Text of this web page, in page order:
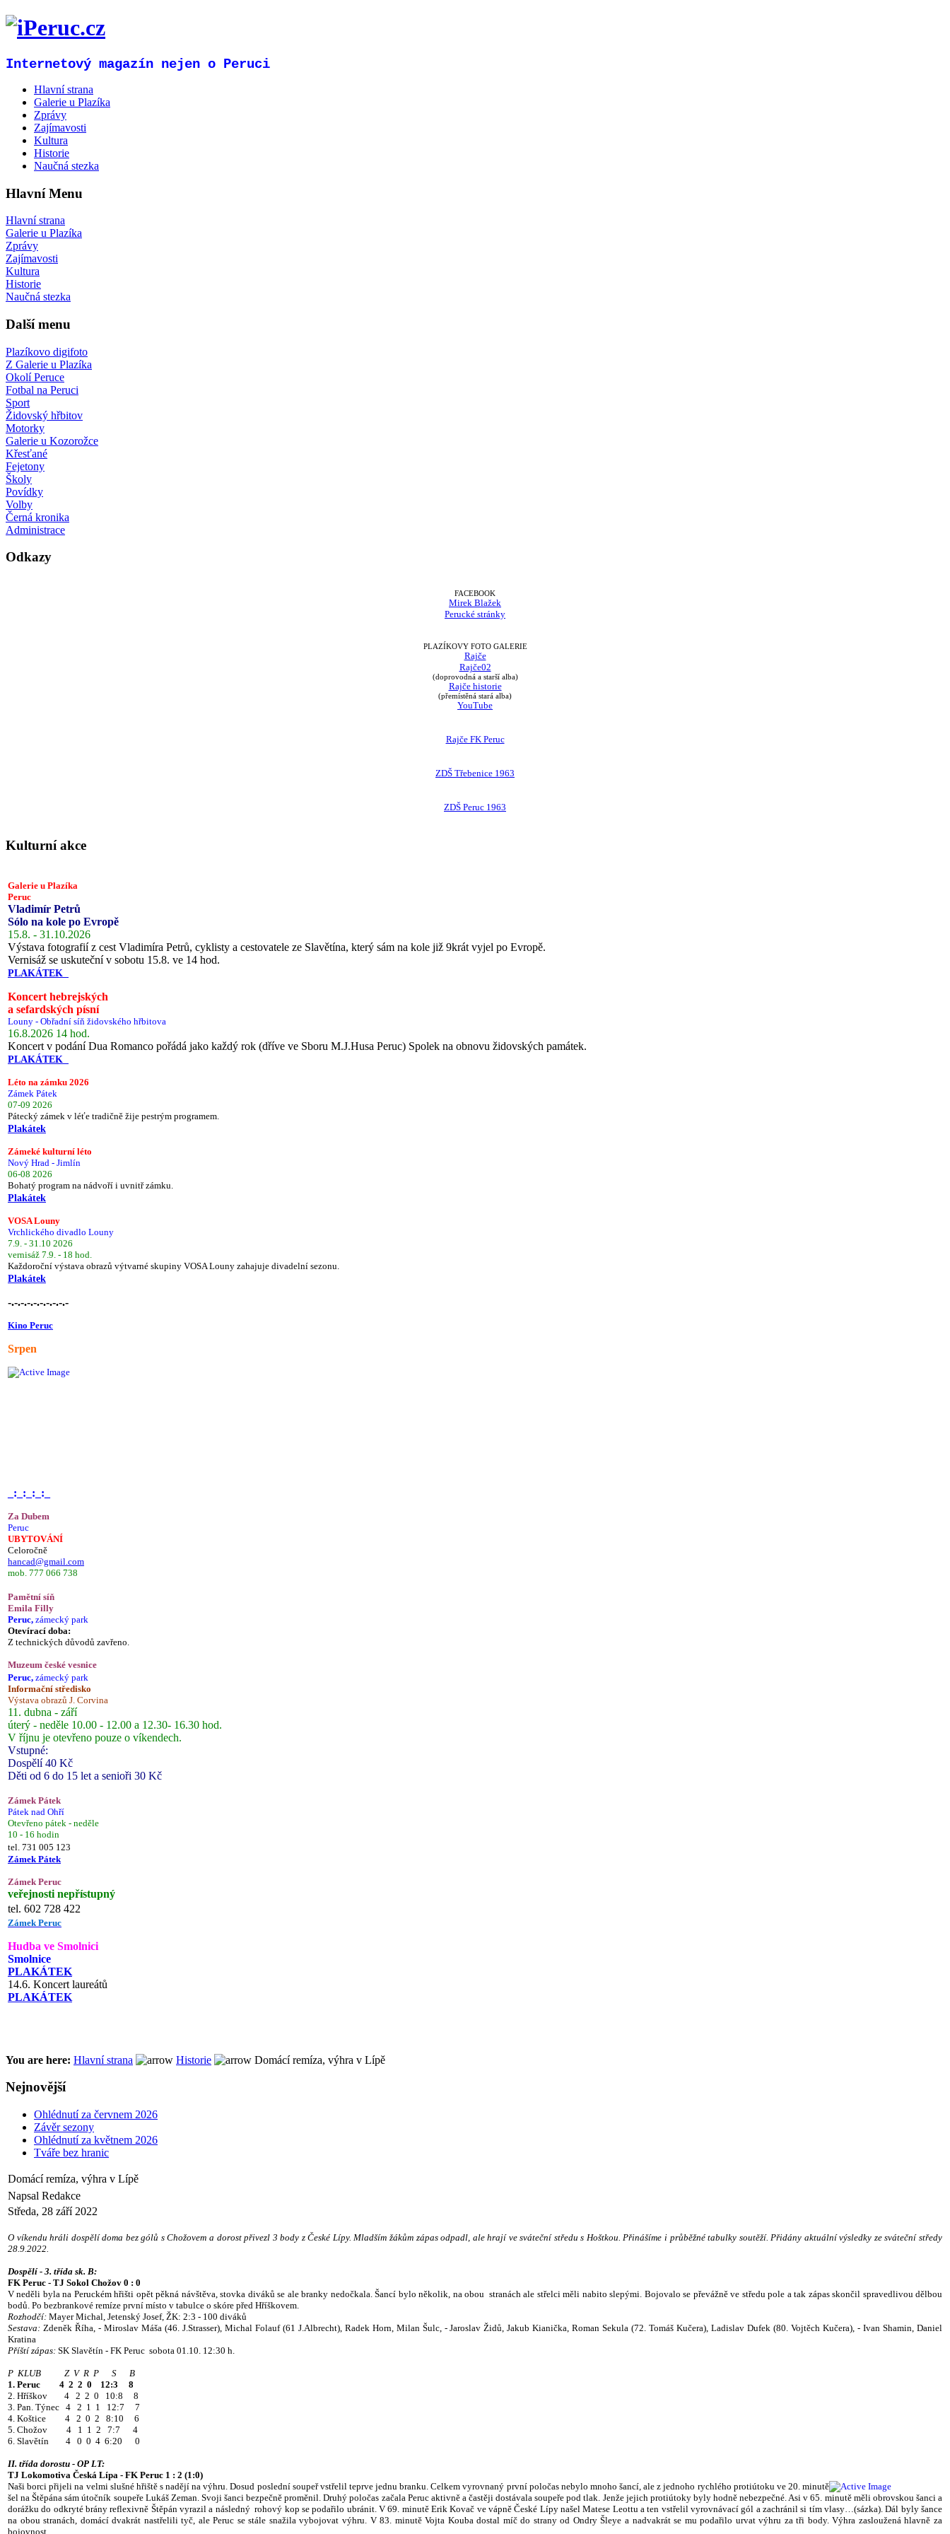
Internetový magazín nejen o Peruci
Hlavní strana
Galerie u Plazíka
Zprávy
Zajímavosti
Kultura
Historie
Naučná stezka
Hlavní Menu
Hlavní strana
Galerie u Plazíka
Zprávy
Zajímavosti
Kultura
Historie
Naučná stezka
Další menu
Plazíkovo digifoto
Z Galerie u Plazíka
Okolí Peruce
Fotbal na Peruci
Sport
Židovský hřbitov
Motorky
Galerie u Kozorožce
Křesťané
Fejetony
Školy
Povídky
Volby
Černá kronika
Administrace
Odkazy
FACEBOOK
Mirek Blažek
Perucké stránky
PLAZÍKOVY FOTO GALERIE
Rajče
Rajče02
(doprovodná a starší alba)
Rajče historie
(přemístěná stará alba)
YouTube
Rajče FK Peruc
ZDŠ Třebenice 1963
ZDŠ Peruc 1963
Kulturní akce
Galerie u Plazíka
Peruc
Vladimír Petrů
Sólo na kole po Evropě
15.8. - 31.10.2026
Výstava fotografií z cest Vladimíra Petrů, cyklisty a cestovatele ze Slavětína, který sám na kole již 9krát vyjel po Evropě.
Vernisáž se uskuteční v sobotu 15.8. ve 14 hod.
PLAKÁTEK
Koncert hebrejských
a sefardských písní
Louny - Obřadní síň židovského hřbitova
16.8.2026 14 hod.
Koncert v podání Dua Romanco pořádá jako každý rok (dříve ve Sboru M.J.Husa Peruc) Spolek na obnovu židovských památek.
PLAKÁTEK
Léto na zámku 2026
Zámek Pátek
07-09 2026
Pátecký zámek v léťe tradičně žije pestrým programem.
Plakátek
Zámeké kulturní léto
Nový Hrad - Jimlín
06-08 2026
Bohatý program na nádvoří i uvnitř zámku.
Plakátek
VOSA Louny
Vrchlického divadlo Louny
7.9. - 31.10 2026
vernisáž 7.9. - 18 hod.
Každoroční výstava obrazů výtvarné skupiny VOSA Louny zahajuje divadelní sezonu.
Plakátek
-.-.-.-.-.-.-.-.-.-
Kino Peruc
Srpen
_:_:_:_:_
Za Dubem
Peruc
UBYTOVÁNÍ
Celoročně
hancad@gmail.com
mob. 777 066 738
Pamětní síň
Emila Filly
Peruc, zámecký park
Otevírací doba:
Z technických důvodů zavřeno.
Muzeum české vesnice
Peruc, zámecký park
Informační středisko
Výstava obrazů J. Corvina
11. dubna - září
úterý - neděle 10.00 - 12.00 a 12.30- 16.30 hod.
V říjnu je otevřeno pouze o víkendech.
Vstupné:
Dospělí 40 Kč
Děti od 6 do 15 let a senioři 30 Kč
Zámek Pátek
Pátek nad Ohří
Otevřeno pátek - neděle
10 - 16 hodin
tel. 731 005 123
Zámek Pátek
Zámek Peruc
veřejnosti nepřístupný
tel. 602 728 422
Zámek Peruc
Hudba ve Smolnici
Smolnice
PLAKÁTEK
14.6. Koncert laureátů
PLAKÁTEK
You are here: Hlavní strana Historie Domácí remíza, výhra v Lípě
Nejnovější
Ohlédnutí za červnem 2026
Závěr sezony
Ohlédnutí za květnem 2026
Tváře bez hranic
Domácí remíza, výhra v Lípě
Napsal Redakce
Středa, 28 září 2022
O víkendu hráli dospělí doma bez gólů s Chožovem a dorost přivezl 3 body z České Lípy. Mladším žákům zápas odpadl, ale hrají ve sváteční středu s Hoštkou. Přinášíme i průběžné tabulky soutěží.Přidány aktuální výsledky ze sváteční středy
28.9.2022.
Dospělí - 3. třída sk. B:
FK Peruc - TJ Sokol Chožov 0 : 0
V neděli byla na Peruckém hřišti opět pěkná návštěva, stovka diváků se ale branky nedočkala. Šancí bylo několik, na obou stranách ale střelci měli nabito slepými. Bojovalo se převážně ve středu pole a tak zápas skončil spravedlivou dělbou
bodů. Po bezbrankové remíze první místo v tabulce o skóre před Hříškovem.
Rozhodčí: Mayer Michal, Jetenský Josef, ŽK: 2:3 - 100 diváků
Sestava: Zdeněk Říha, - Miroslav Máša (46. J.Strasser), Michal Folauf (61 J.Albrecht), Radek Horn, Milan Šulc, - Jaroslav Židů, Jakub Kianička, Roman Sekula (72. Tomáš Kučera), Ladislav Dufek (80. Vojtěch Kučera), - Ivan Shamin, Daniel
Kratina
Příští zápas: SK Slavětín - FK Peruc sobota 01.10. 12:30 h.
P KLUB Z V R P S B
1. Peruc 4 2 2 0 12:3 8
2. Hříškov 4 2 2 0 10:8 8
3. Pan. Týnec 4 2 1 1 12:7 7
4. Koštice 4 2 0 2 8:10 6
5. Chožov 4 1 1 2 7:7 4
6. Slavětín 4 0 0 4 6:20 0
II. třída dorostu - OP LT:
TJ Lokomotiva Česká Lípa - FK Peruc 1 : 2 (1:0)
Naši borci přijeli na velmi slušné hřiště s nadějí na výhru. Dosud poslední soupeř vstřelil teprve jednu branku. Celkem vyrovnaný první poločas nebylo mnoho šancí, ale z jednoho rychlého protiútoku ve 20. minutě
šel na Štěpána sám útočník soupeře Lukáš Zeman. Svoji šanci bezpečně proměnil. Druhý poločas začala Peruc aktivně a častěji dostávala soupeře pod tlak. Jenže jejich protiútoky byly hodně nebezpečné. Asi v 65. minutě měli obrovskou šanci a
dorážku do odkryté brány reflexivně Štěpán vyrazil a následný rohový kop se podařilo ubránit. V 69. minutě Erik Kovač ve vápně České Lípy našel Matese Leottu a ten vstřelil vyrovnávací gól a zachránil si tím vlasy…(sázka). Dál byly šance
na obou stranách, domácí dvakrát nastřelili tyč, ale Peruc se stále snažila vybojovat výhru. V 83. minutě Vojta Kouba dostal míč do strany od Ondry Šleye a nadvakrát se mu podařilo urvat výhru za tři body. Výhra zasloužená hlavně za
bojovnost.